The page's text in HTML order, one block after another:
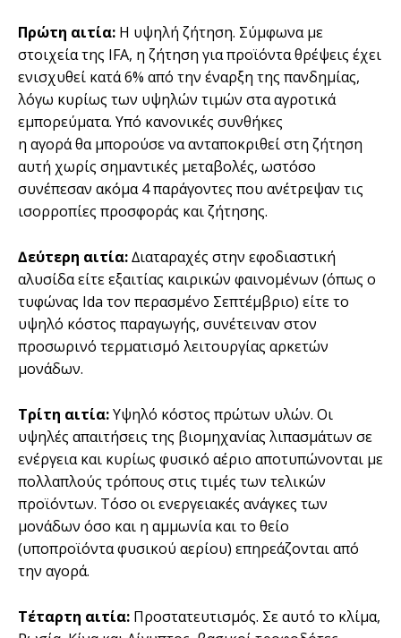
Πρώτη αιτία: Η υψηλή ζήτηση. Σύµφωνα µε
στοιχεία της IFA, η ζήτηση για προϊόντα θρέψεις έχει
ενισχυθεί κατά 6% από την έναρξη της πανδηµίας,
λόγω κυρίως των υψηλών τιµών στα αγροτικά
εµπορεύµατα. Υπό κανονικές συνθήκες
η αγορά θα µπορούσε να ανταποκριθεί στη ζήτηση
αυτή χωρίς σηµαντικές µεταβολές, ωστόσο
συνέπεσαν ακόµα 4 παράγοντες που ανέτρεψαν τις
ισορροπίες προσφοράς και ζήτησης.
∆εύτερη αιτία:∆ιαταραχές στην εφοδιαστική
αλυσίδα είτε εξαιτίας καιρικών φαινοµένων (όπως ο
τυφώνας Ida τον περασµένο Σεπτέµβριο) είτε το
υψηλό κόστος παραγωγής, συνέτειναν στον
προσωρινό τερµατισµό λειτουργίας αρκετών
µονάδων.
Τρίτη αιτία:Υψηλό κόστος πρώτων υλών. Οι
υψηλές απαιτήσεις της βιοµηχανίας λιπασµάτων σε
ενέργεια και κυρίως φυσικό αέριο αποτυπώνονται µε
πολλαπλούς τρόπους στις τιµές των τελικών
προϊόντων. Τόσο οι ενεργειακές ανάγκες των
µονάδων όσο και η αµµωνία και το θείο
(υποπροϊόντα φυσικού αερίου) επηρεάζονται από
την αγορά.
Τέταρτη αιτία: Προστατευτισµός. Σε αυτό το κλίµα,